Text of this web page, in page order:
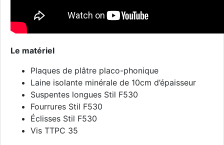
Le matériel
Plaques de plâtre placo-phonique
Laine isolante minérale de 10cm d’épaisseur
Suspentes longues Stil F530
Fourrures Stil F530
Éclisses Stil F530
Vis TTPC 35